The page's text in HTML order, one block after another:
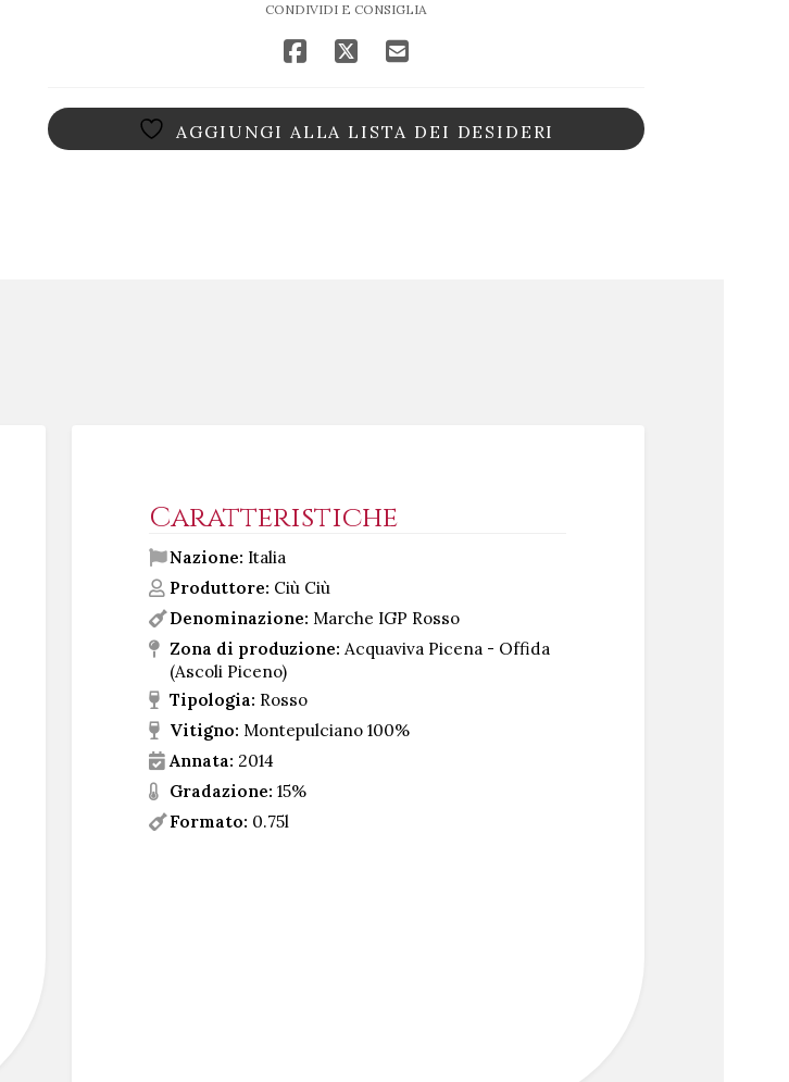
CONDIVIDI E CONSIGLIA
AGGIUNGI ALLA LISTA DEI DESIDERI
Caratteristiche
Nazione: Italia
Produttore: Ciù Ciù
Denominazione: Marche IGP Rosso
Zona di produzione: Acquaviva Picena - Offida
(Ascoli Piceno)
Tipologia: Rosso
Vitigno: Montepulciano 100%
Annata: 2014
Gradazione: 15%
Formato: 0.75l